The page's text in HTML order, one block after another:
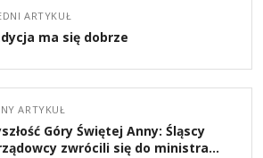
ARTYKUŁ
ma się dobrze
ARTYKUŁ
Góry Świętej Anny: Śląscy
zwrócili się do ministra